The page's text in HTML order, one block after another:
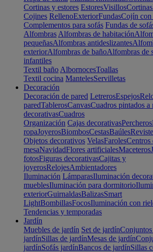
Cortinas y estores EstoresVisillosCortinas
Cojines RellenoExteriorFundasCojín con
Complementos para sofás Fundas de
Alfombras Alfombras de habitación
pequeñasAlfombras antideslizantes
exteriorAlfombras de bañoAlfombras de
infantiles
Textil baño AlbornocesToallas
Textil cocina MantelesServilletas
Decoración
Decoración de pared LetrerosEspejos
paredTablerosCanvasCuadros pintados a
decorativasCuadros
Organización Cajas decorativasPercheros
ropaJoyerosBiombosCestasBaúles
Objetos decorativos VelasFarolesCentros
mesaNavidadFlores artificialesMaceteros
fotosFiguras decorativasCajitas y
joyerosRelojesAmbientadores
Iluminación LámparasIluminación
mueblesIluminación para dormitorio
exteriorGuirnaldasBalizasSmart
LightBombillasFocosIluminación con
Tendencias y temporadas
Jardín
Muebles de jardín Set de jardínConjuntos
jardínSillas de jardínMesas de jardín
jardínSofás jardínBancos de jardínSillas